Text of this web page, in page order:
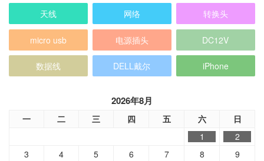
天线 网络 转换头
micro usb 电源插头 DC12V
数据线 DELL戴尔 iPhone
2026年8月
一 二 三 四 五 六 日
1
2
3
4 5 6 7 8
9